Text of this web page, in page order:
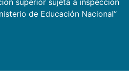
superior sujeta a inspección
de Educación Nacional”